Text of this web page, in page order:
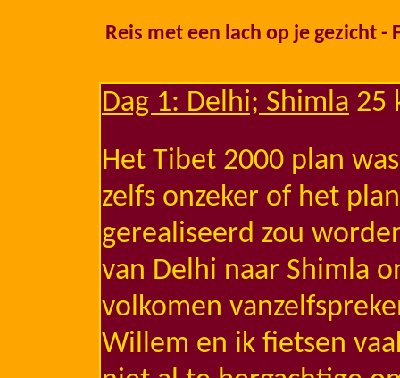
Reis met een lach op je gezicht -
Dag 1: Delhi; Shimla 25
Het Tibet 2000 plan
zelfs onzeker of het
gerealiseerd zou
van Delhi naar Shimla
volkomen
Willem en ik fietsen